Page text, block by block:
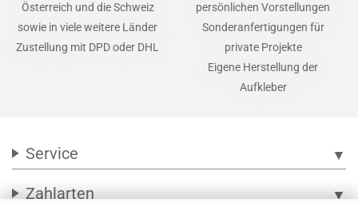
Österreich und die Schweiz
sowie in viele weitere Länder
Zustellung mit DPD oder DHL
persönlichen Vorstellungen
Sonderanfertigungen für
private Projekte
Eigene Herstellung der
Aufkleber
Service ▼
Zahlarten ▼